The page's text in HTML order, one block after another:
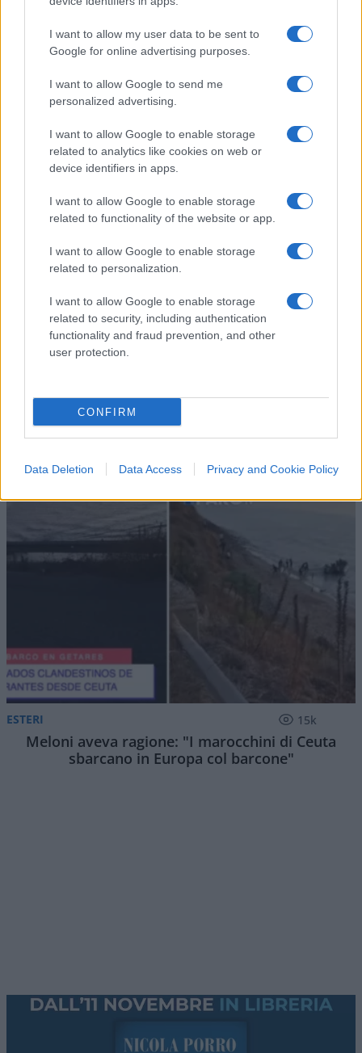
I want to allow my user data to be sent to
Google for online advertising purposes.
I want to allow Google to send me
personalized advertising.
I want to allow Google to enable storage
related to analytics like cookies on web or
device identifiers in apps.
I want to allow Google to enable storage
related to functionality of the website or app.
I want to allow Google to enable storage
related to personalization.
I want to allow Google to enable storage
related to security, including authentication
functionality and fraud prevention, and other
user protection.
CONFIRM
Data Deletion Data Access Privacy and Cookie Policy
Leggi i commenti
SEDUTE SATIRICHE
Vignetta del 07/08/2026
Vai all'archivio delle vignette
IL PIÙ LETTO DEL MESE
ESTERI 15k
Meloni aveva ragione: "I marocchini di Ceuta
sbarcano in Europa col barcone"